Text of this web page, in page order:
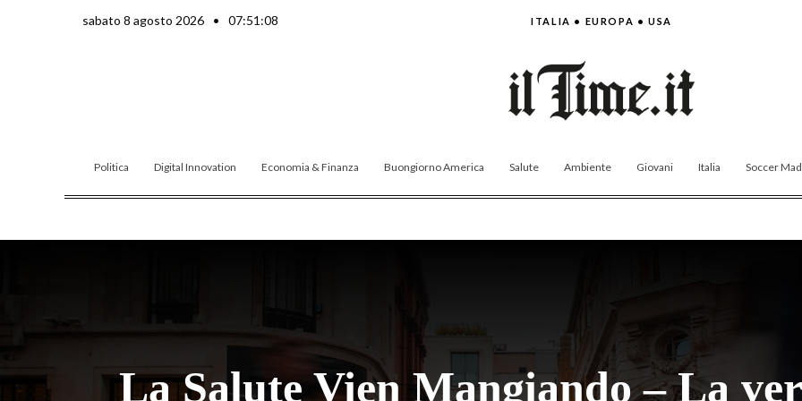
sabato 8 agosto 2026 • 07:51:10 ITALIA • EUROPA • USA
Politica Digital Innovation Economia & Finanza Buongiorno America Salute Ambiente Giovani Italia Soccer
La Salute Vien Mangiando – La